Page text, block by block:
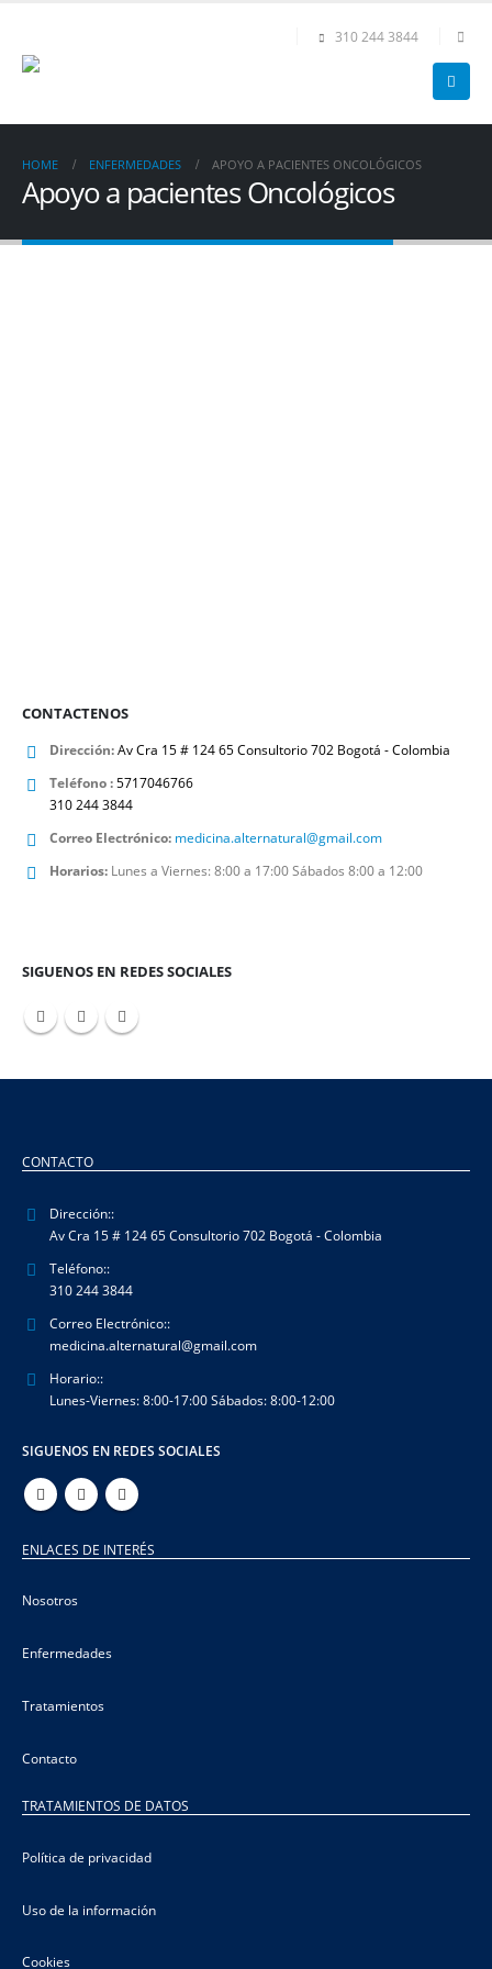
310 244 3844
HOME ENFERMEDADES APOYO A PACIENTES ONCOLÓGICOS
Apoyo a pacientes Oncológicos
CONTACTENOS
Dirección:Av Cra 15 # 124 65 Consultorio 702 Bogotá - Colombia
Teléfono :5717046766
310 244 3844
Correo Electrónico: medicina.alternatural@gmail.com
Horarios: Lunes a Viernes: 8:00 a 17:00 Sábados 8:00 a 12:00
SIGUENOS EN REDES SOCIALES
CONTACTO
Dirección::
Av Cra 15 # 124 65 Consultorio 702 Bogotá - Colombia
Teléfono::
310 244 3844
Correo Electrónico::
medicina.alternatural@gmail.com
Horario::
Lunes-Viernes: 8:00-17:00 Sábados: 8:00-12:00
SIGUENOS EN REDES SOCIALES
ENLACES DE INTERÉS
Nosotros
Enfermedades
Tratamientos
Contacto
TRATAMIENTOS DE DATOS
Política de privacidad
Uso de la información
Cookies